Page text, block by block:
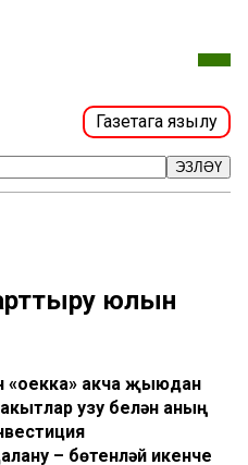
Газетага язылу
ЭЗЛӘҮ
юлын
«оекка» акча җыюдан
узу белән аның
– бөтенләй икенче